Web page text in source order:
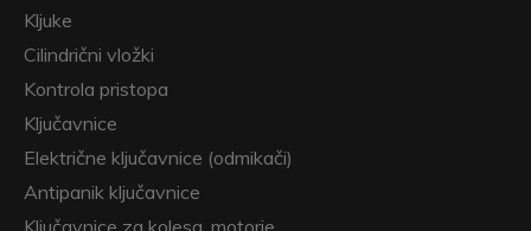
Kljuke
Cilindrični vložki
Kontrola pristopa
Ključavnice
Električne ključavnice (odmikači)
Antipanik ključavnice